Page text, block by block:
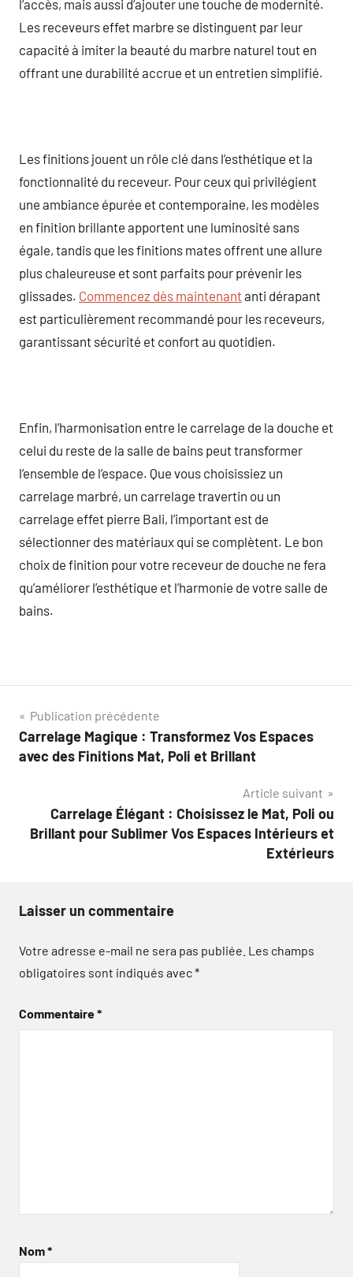
l’accès, mais aussi d’ajouter une touche de modernité.
Les receveurs effet marbre se distinguent par leur
capacité à imiter la beauté du marbre naturel tout en
offrant une durabilité accrue et un entretien simplifié.
Les finitions jouent un rôle clé dans l’esthétique et la
fonctionnalité du receveur. Pour ceux qui privilégient
une ambiance épurée et contemporaine, les modèles
en finition brillante apportent une luminosité sans
égale, tandis que les finitions mates offrent une allure
plus chaleureuse et sont parfaits pour prévenir les
glissades. Commencez dès maintenantanti dérapant
est particulièrement recommandé pour les receveurs,
garantissant sécurité et confort au quotidien.
Enfin, l’harmonisation entre le carrelage de la douche et
celui du reste de la salle de bains peut transformer
l’ensemble de l’espace. Que vous choisissiez un
carrelage marbré, un carrelage travertin ou un
carrelage effet pierre Bali, l’important est de
sélectionner des matériaux qui se complètent. Le bon
choix de finition pour votre receveur de douche ne fera
qu’améliorer l’esthétique et l’harmonie de votre salle de
bains.
Navigation
de
Publication précédente
Carrelage Magique : Transformez Vos Espaces
avec des Finitions Mat, Poli et Brillant
Article suivant
Carrelage Élégant : Choisissez le Mat, Poli ou
Brillant pour Sublimer Vos Espaces Intérieurs et
Extérieurs
Laisser un commentaire
Votre adresse e-mail ne sera pas publiée. Les champs
obligatoires sont indiqués avec*
Commentaire*
Nom*